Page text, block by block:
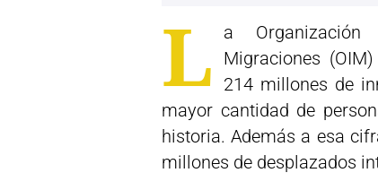
L
a
Migraciones
214 millones de
mayor cantidad de
historia. Además a esa
millones de desplazados